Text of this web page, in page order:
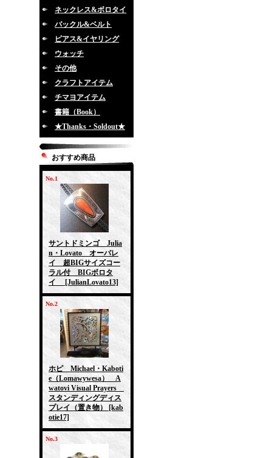
ネックレス&ボロタイ
バックル&ベルト
ピアス&イヤリング
ウォッチ
その他
クラフトアイテム
チマヨアイテム
書籍（Book）
★Thanks・Soldout★
おすすめ商品
No.1
サントドミンゴ Julia
n・Lovato オーバレ
イ 超BIGサイズコー
ラル付 BIGボロタ
イ
[JulianLovato13]
No.2
ホピ Michael・Kaboti
e（Lomawywesa） A
watovi Visual Prayers
スタンディングディス
プレイ（置き物）
[kab
otie17]
No.3